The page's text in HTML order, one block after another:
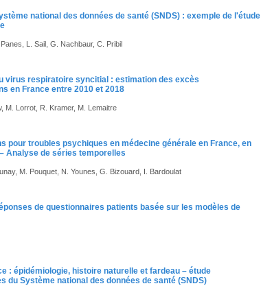
national des données de santé (SNDS) : exemple de l'étude
L. Sail, G. Nachbaur, C. Pribil
virus respiratoire syncitial : estimation des excès
en France entre 2010 et 2018
M. Lorrot, R. Kramer, M. Lemaitre
pour troubles psychiques en médecine générale en France, en
Analyse de séries temporelles
M. Pouquet, N. Younes, G. Bizouard, I. Bardoulat
de questionnaires patients basée sur les modèles de
: épidémiologie, histoire naturelle et fardeau – étude
Système national des données de santé (SNDS)